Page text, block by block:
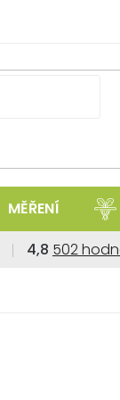
MĚŘENÍ
4,8 Průměrné
502